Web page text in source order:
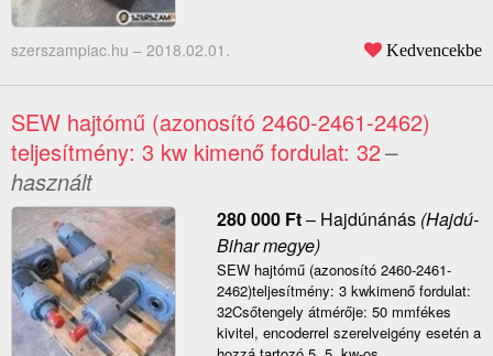
szerszampiac.hu – 2018.02.01. Kedvencekbe
SEW hajtómű (azonosító 2460-2461-2462)
teljesítmény: 3 kw kimenő fordulat: 32–
használt
280 000 Ft– Hajdúnánás(Hajdú-
Bihar megye)
SEW hajtómű (azonosító 2460-2461-
2462)teljesítmény: 3 kwkimenő fordulat:
32Csőtengely átmérője: 50 mmfékes
kivitel, encoderrel szerelveigény esetén a